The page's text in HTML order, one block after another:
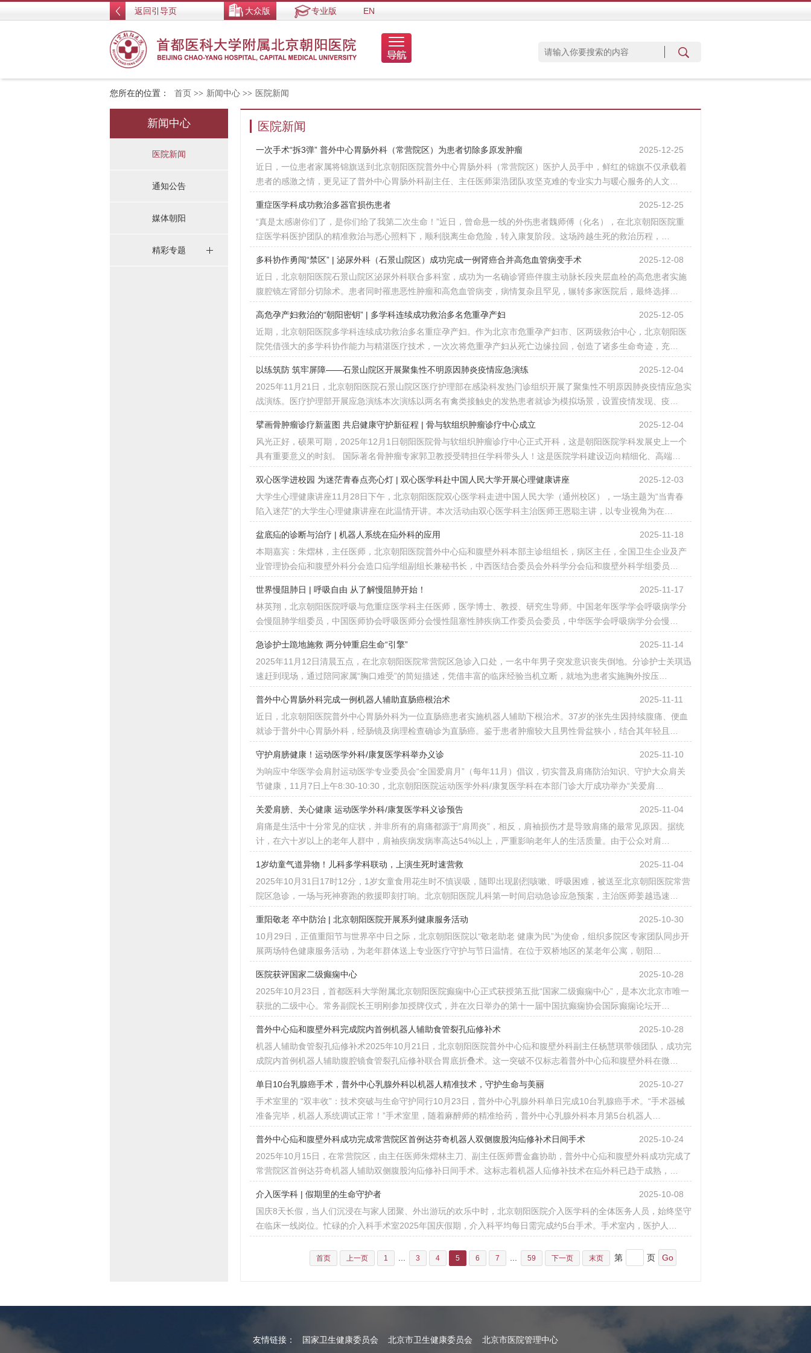
返回引导页 大众版 专业版 EN
您所在的位置： 首页 >> 新闻中心 >> 医院新闻
新闻中心
医院新闻
通知公告
媒体朝阳
精彩专题
医院新闻
2025-12-25
一次手术“拆3弹” 普外中心胃肠外科（常营院区）为患者切除多原发肿瘤
近日，一位患者家属将锦旗送到北京朝阳医院普外中心胃肠外科（常营院区）医护人员手中，鲜红的锦旗不仅承载着
患者的感激之情，更见证了普外中心胃肠外科副主任、主任医师渠浩团队攻坚克难的专业实力与暖心服务的人文…
2025-12-25
重症医学科成功救治多器官损伤患者
“真是太感谢你们了，是你们给了我第二次生命！”近日，曾命悬一线的外伤患者魏师傅（化名），在北京朝阳医院重
症医学科医护团队的精准救治与悉心照料下，顺利脱离生命危险，转入康复阶段。这场跨越生死的救治历程，…
2025-12-08
多科协作勇闯“禁区” | 泌尿外科（石景山院区）成功完成一例肾癌合并高危血管病变手术
近日，北京朝阳医院石景山院区泌尿外科联合多科室，成功为一名确诊肾癌伴腹主动脉长段夹层血栓的高危患者实施
腹腔镜左肾部分切除术。患者同时罹患恶性肿瘤和高危血管病变，病情复杂且罕见，辗转多家医院后，最终选择…
2025-12-05
高危孕产妇救治的“朝阳密钥” | 多学科连续成功救治多名危重孕产妇
近期，北京朝阳医院多学科连续成功救治多名重症孕产妇。作为北京市危重孕产妇市、区两级救治中心，北京朝阳医
院凭借强大的多学科协作能力与精湛医疗技术，一次次将危重孕产妇从死亡边缘拉回，创造了诸多生命奇迹，充…
2025-12-04
以练筑防 筑牢屏障——石景山院区开展聚集性不明原因肺炎疫情应急演练
2025年11月21日，北京朝阳医院石景山院区医疗护理部在感染科发热门诊组织开展了聚集性不明原因肺炎疫情应急实
战演练。医疗护理部开展应急演练本次演练以两名有禽类接触史的发热患者就诊为模拟场景，设置疫情发现、疫…
2025-12-04
擘画骨肿瘤诊疗新蓝图 共启健康守护新征程 | 骨与软组织肿瘤诊疗中心成立
风光正好，硕果可期，2025年12月1日朝阳医院骨与软组织肿瘤诊疗中心正式开科，这是朝阳医院学科发展史上一个
具有重要意义的时刻。 国际著名骨肿瘤专家郭卫教授受聘担任学科带头人！这是医院学科建设迈向精细化、高端…
2025-12-03
双心医学进校园 为迷茫青春点亮心灯 | 双心医学科赴中国人民大学开展心理健康讲座
大学生心理健康讲座11月28日下午，北京朝阳医院双心医学科走进中国人民大学（通州校区），一场主题为“当青春
陷入迷茫”的大学生心理健康讲座在此温情开讲。本次活动由双心医学科主治医师王恩聪主讲，以专业视角为在…
2025-11-18
盆底疝的诊断与治疗 | 机器人系统在疝外科的应用
本期嘉宾：朱熠林，主任医师，北京朝阳医院普外中心疝和腹壁外科本部主诊组组长，病区主任，全国卫生企业及产
业管理协会疝和腹壁外科分会造口疝学组副组长兼秘书长，中西医结合委员会外科学分会疝和腹壁外科学组委员…
2025-11-17
世界慢阻肺日 | 呼吸自由 从了解慢阻肺开始！
林英翔，北京朝阳医院呼吸与危重症医学科主任医师，医学博士、教授、研究生导师。中国老年医学学会呼吸病学分
会慢阻肺学组委员，中国医师协会呼吸医师分会慢性阻塞性肺疾病工作委员会委员，中华医学会呼吸病学分会慢…
2025-11-14
急诊护士跪地施救 两分钟重启生命“引擎”
2025年11月12日清晨五点，在北京朝阳医院常营院区急诊入口处，一名中年男子突发意识丧失倒地。分诊护士关琪迅
速赶到现场，通过陪同家属“胸口难受”的简短描述，凭借丰富的临床经验当机立断，就地为患者实施胸外按压…
2025-11-11
普外中心胃肠外科完成一例机器人辅助直肠癌根治术
近日，北京朝阳医院普外中心胃肠外科为一位直肠癌患者实施机器人辅助下根治术。37岁的张先生因持续腹痛、便血
就诊于普外中心胃肠外科，经肠镜及病理检查确诊为直肠癌。鉴于患者肿瘤较大且男性骨盆狭小，结合其年轻且…
2025-11-10
守护肩膀健康！运动医学外科/康复医学科举办义诊
为响应中华医学会肩肘运动医学专业委员会“全国爱肩月”（每年11月）倡议，切实普及肩痛防治知识、守护大众肩关
节健康，11月7日上午8:30-10:30，北京朝阳医院运动医学外科/康复医学科在本部门诊大厅成功举办“关爱肩…
2025-11-04
关爱肩膀、关心健康 运动医学外科/康复医学科义诊预告
肩痛是生活中十分常见的症状，并非所有的肩痛都源于“肩周炎”，相反，肩袖损伤才是导致肩痛的最常见原因。据统
计，在六十岁以上的老年人群中，肩袖疾病发病率高达54%以上，严重影响老年人的生活质量。由于公众对肩…
2025-11-04
1岁幼童气道异物！儿科多学科联动，上演生死时速营救
2025年10月31日17时12分，1岁女童食用花生时不慎误吸，随即出现剧烈咳嗽、呼吸困难，被送至北京朝阳医院常营
院区急诊，一场与死神赛跑的救援即刻打响。北京朝阳医院儿科第一时间启动急诊应急预案，主治医师姜越迅速…
2025-10-30
重阳敬老 卒中防治 | 北京朝阳医院开展系列健康服务活动
10月29日，正值重阳节与世界卒中日之际，北京朝阳医院以“敬老助老 健康为民”为使命，组织多院区专家团队同步开
展两场特色健康服务活动，为老年群体送上专业医疗守护与节日温情。在位于双桥地区的某老年公寓，朝阳…
2025-10-28
医院获评国家二级癫痫中心
2025年10月23日，首都医科大学附属北京朝阳医院癫痫中心正式获授第五批“国家二级癫痫中心”，是本次北京市唯一
获批的二级中心。常务副院长王明刚参加授牌仪式，并在次日举办的第十一届中国抗癫痫协会国际癫痫论坛开…
2025-10-28
普外中心疝和腹壁外科完成院内首例机器人辅助食管裂孔疝修补术
机器人辅助食管裂孔疝修补术2025年10月21日，北京朝阳医院普外中心疝和腹壁外科副主任杨慧琪带领团队，成功完
成院内首例机器人辅助腹腔镜食管裂孔疝修补联合胃底折叠术。这一突破不仅标志着普外中心疝和腹壁外科在微…
2025-10-27
单日10台乳腺癌手术，普外中心乳腺外科以机器人精准技术，守护生命与美丽
手术室里的 “双丰收”：技术突破与生命守护同行10月23日，普外中心乳腺外科单日完成10台乳腺癌手术。“手术器械
准备完毕，机器人系统调试正常！”手术室里，随着麻醉师的精准给药，普外中心乳腺外科本月第5台机器人…
2025-10-24
普外中心疝和腹壁外科成功完成常营院区首例达芬奇机器人双侧腹股沟疝修补术日间手术
2025年10月15日，在常营院区，由主任医师朱熠林主刀、副主任医师曹金鑫协助，普外中心疝和腹壁外科成功完成了
常营院区首例达芬奇机器人辅助双侧腹股沟疝修补日间手术。这标志着机器人疝修补技术在疝外科已趋于成熟，…
2025-10-08
介入医学科 | 假期里的生命守护者
国庆8天长假，当人们沉浸在与家人团聚、外出游玩的欢乐中时，北京朝阳医院介入医学科的全体医务人员，始终坚守
在临床一线岗位。忙碌的介入科手术室2025年国庆假期，介入科平均每日需完成约5台手术。手术室内，医护人…
首页 上一页 1 3 4 5 6 7 59 下一页 末页 第 页
友情链接： 国家卫生健康委员会 北京市卫生健康委员会 北京市医院管理中心